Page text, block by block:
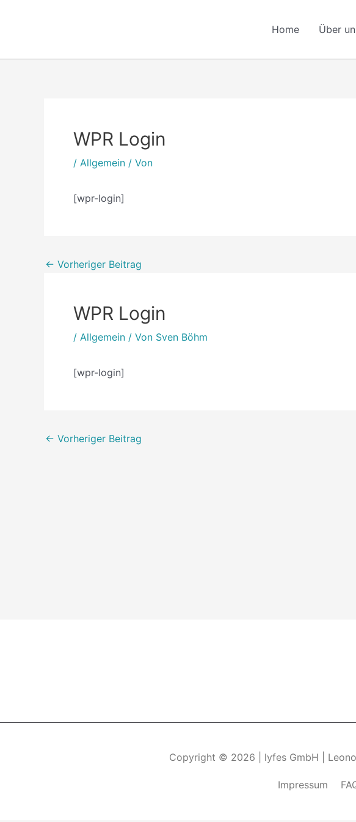
Home Über
WPR Login
/ Allgemein / Von
[wpr-login]
← Vorheriger Beitrag
WPR Login
/ Allgemein / Von Sven Böhm
[wpr-login]
← Vorheriger Beitrag
Copyright © 2026 | lyfes GmbH |
Impressum